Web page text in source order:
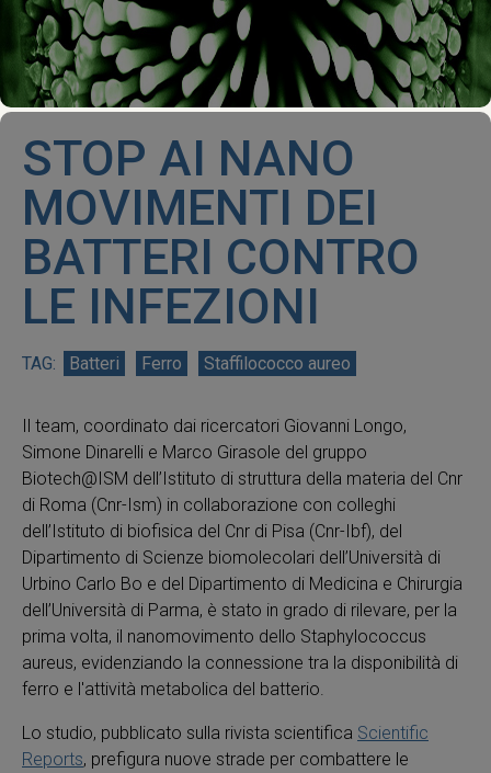
STOP AI NANO
MOVIMENTI DEI
BATTERI CONTRO
LE INFEZIONI
Batteri Ferro Staffilococco aureo
Il team, coordinato dai ricercatori Giovanni Longo,
Simone Dinarelli e Marco Girasole del gruppo
Biotech@ISM dell’Istituto di struttura della materia del Cnr
di Roma (Cnr-Ism) in collaborazione con colleghi
dell’Istituto di biofisica del Cnr di Pisa (Cnr-Ibf), del
Dipartimento di Scienze biomolecolari dell’Università di
Urbino Carlo Bo e del Dipartimento di Medicina e Chirurgia
dell’Università di Parma, è stato in grado di rilevare, per la
prima volta, il nanomovimento dello Staphylococcus
aureus, evidenziando la connessione tra la disponibilità di
ferro e l'attività metabolica del batterio.
Lo studio, pubblicato sulla rivista scientifica Scientific
Reports, prefigura nuove strade per combattere le